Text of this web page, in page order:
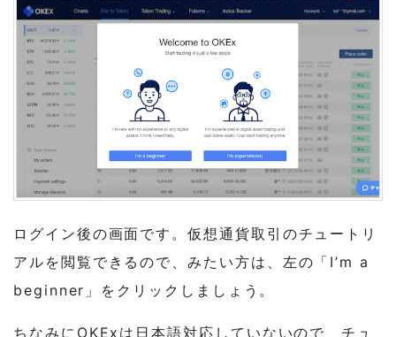
ログイン後の画面です。仮想通貨取引のチュートリ
アルを閲覧できるので、みたい方は、左の「I’m a
beginner」をクリックしましょう。
ちなみにOKExは日本語対応していないので、チュ